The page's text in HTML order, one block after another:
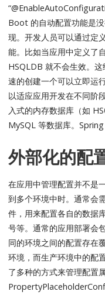
Boot 的自动配置功能是
现。开发人员可以通过定
能。比如当应用中定义了
HSQLDB 就不会生效。
速的创建一个可以立即运
以适应应用开发在不同阶
入式的内存数据库（如
MySQL 等数据库。
外部化的配
在应用中管理配置并不是
到多个环境中时。通常会
件，用来配置各自的数据
号等。通常的应用部署会
同的环境之间的配置存在
环境，而生产环境中的配
了多种的方式来管理配置